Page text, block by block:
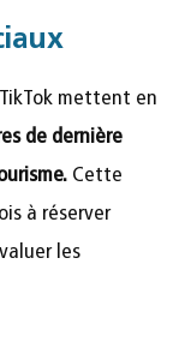
mettent en
de dernière
Cette
à réserver
les